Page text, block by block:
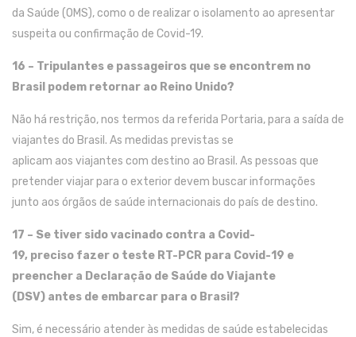
da Saúde (OMS), como o de realizaro isolamento ao apresentar
suspeita ou confirmação de Covid-19.
16 – Tripulantes e passageiros que se encontrem no
Brasil podem retornar ao Reino Unido?
Não há restrição, nos termos da referida Portaria, para a saída de
viajantes do Brasil. As medidas previstas se
aplicam aos viajantes com destino ao Brasil. As pessoas que
pretender viajar para o exterior devem buscar informações
junto aos órgãos de saúde internacionais do país de destino.
17 – Se tiver sidovacinado contra a Covid -
19, preciso fazer o teste RT-PCR para Covid -19 e
preencher a Declaração de Saúde do Viajante
(DSV) antes de embarcar para o Brasil ?
Sim, é necessário atender às medidas de saúde estabelecidas